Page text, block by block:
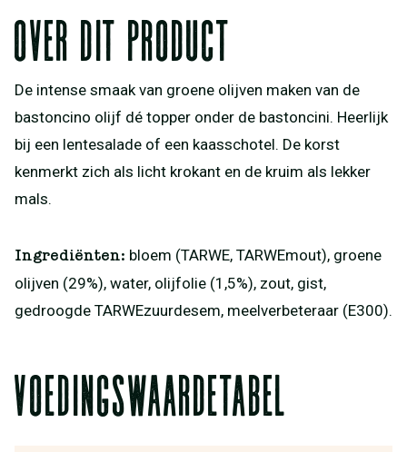
Over dit product
De intense smaak van groene olijven maken van de
bastoncino olijf dé topper onder de bastoncini. Heerlijk
bij een lentesalade of een kaasschotel. De korst
kenmerkt zich als licht krokant en de kruim als lekker
mals.
Ingrediënten: bloem (TARWE, TARWEmout), groene
olijven (29%), water, olijfolie (1,5%), zout, gist,
gedroogde TARWEzuurdesem, meelverbeteraar (E300).
Voedingswaardetabel